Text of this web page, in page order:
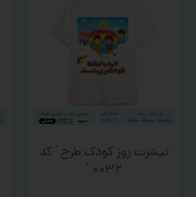
تیشرت روز کودک طرح ‘ کد
۰۰۳۲ ‘